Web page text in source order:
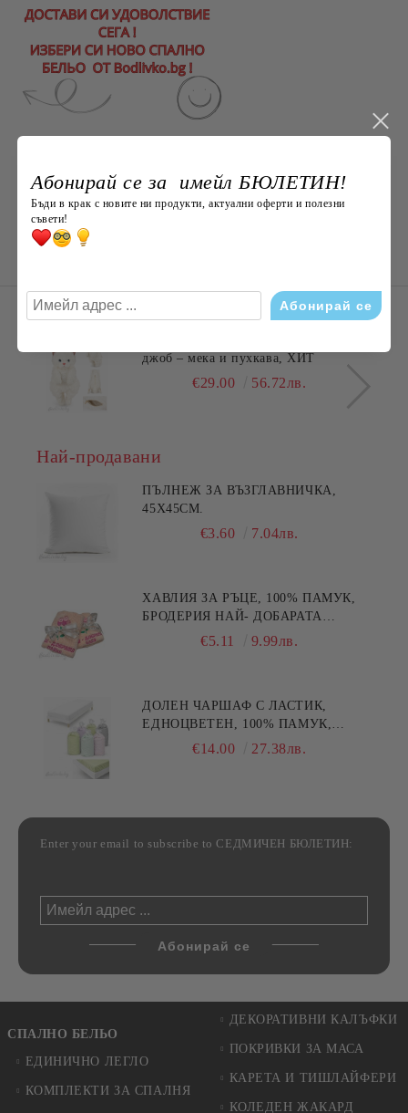
НОВО ОТ Bodlivko. bg
джоб – мека и пухкава, ХИТ
€29.00 56.72лв.
Най-продавани
ПЪЛНЕЖ ЗА ВЪЗГЛАВНИЧКА,
45X45СМ.
€3.60 7.04лв.
ХАВЛИЯ ЗА РЪЦЕ, 100% ПАМУК,
БРОДЕРИЯ НАЙ- ДОБАРАТА
МАЙКА/БАБА , РАЗМЕР:
€5.11 9.99лв.
ДОЛЕН ЧАРШАФ С ЛАСТИК,
ЕДНОЦВЕТЕН, 100% ПАМУК,
РАЗЛИЧНИ РАЗМЕРИ
€14.00 27.38лв.
Enter your email to subscribe to СЕДМИЧЕН БЮЛЕТИН:
СПАЛНО БЕЛЬО
ЕДИНИЧНО ЛЕГЛО
КОМПЛЕКТИ ЗА СПАЛНЯ
ДЕКОРАТИВНИ КАЛЪФКИ
ПОКРИВКИ ЗА МАСА
КАРЕТА И ТИШЛАЙФЕРИ
КОЛЕДЕН ЖАКАРД
Абонирай се за имейл БЮЛЕТИН!
Бъди в крак с новите ни продукти, актуални оферти и полезни
съвети!